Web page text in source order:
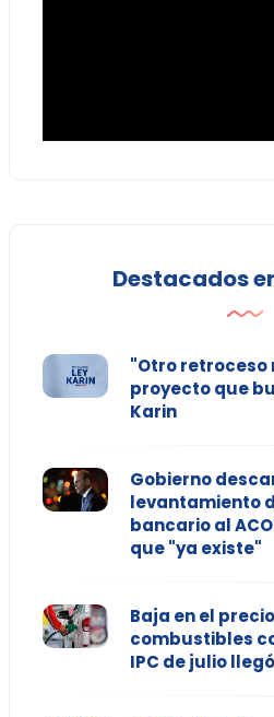
Destacados
"Otro
proyecto que
Karin
Gobierno
levantamiento
bancario al
que "ya existe"
Baja en el
combustibles
IPC de julio llegó